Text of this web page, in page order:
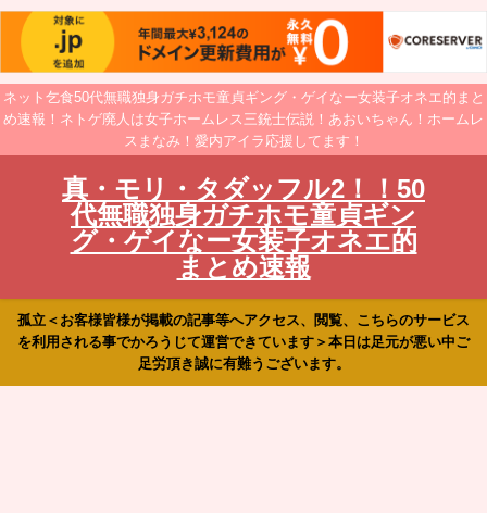
ネット乞食50代無職独身ガチホモ童貞ギング・ゲイなー女装子オネエ的まと
め速報！ネトゲ廃人は女子ホームレス三銃士伝説！あおいちゃん！ホームレ
スまなみ！愛内アイラ応援してます！
真・モリ・タダッフル2！！50
代無職独身ガチホモ童貞ギン
グ・ゲイなー女装子オネエ的
まとめ速報
孤立＜お客様皆様が掲載の記事等へアクセス、閲覧、こちらのサービス
を利用される事でかろうじて運営できています＞本日は足元が悪い中ご
足労頂き誠に有難うございます。